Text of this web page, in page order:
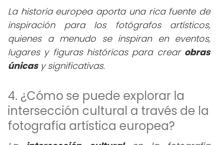
La historia europea aporta una rica fuente de
inspiración para los fotógrafos artísticos,
quienes a menudo se inspiran en eventos,
lugares y figuras históricas para crear obras
únicasy significativas.
4. ¿Cómo se puede explorar la
intersección cultural a través de la
fotografía artística europea?